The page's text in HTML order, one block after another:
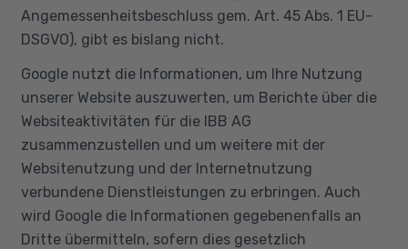
Angemessenheitsbeschluss gem. Art. 45 Abs. 1 EU-
DSGVO), gibt es bislang nicht.
Google nutzt die Informationen, um Ihre Nutzung
unserer Website auszuwerten, um Berichte über die
Websiteaktivitäten für die IBB AG
zusammenzustellen und um weitere mit der
Websitenutzung und der Internetnutzung
verbundene Dienstleistungen zu erbringen. Auch
wird Google die Informationen gegebenenfalls an
Dritte übermitteln, sofern dies gesetzlich